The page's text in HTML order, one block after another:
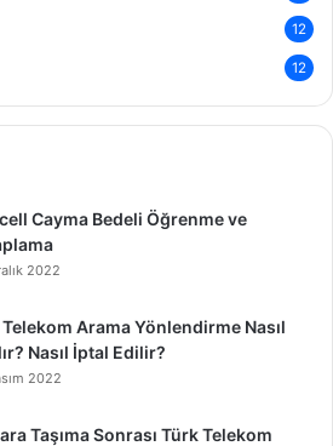
12
12
Cayma Bedeli Öğrenme ve
2022
Arama Yönlendirme Nasıl
Nasıl İptal Edilir?
2022
Taşıma Sonrası Türk Telekom